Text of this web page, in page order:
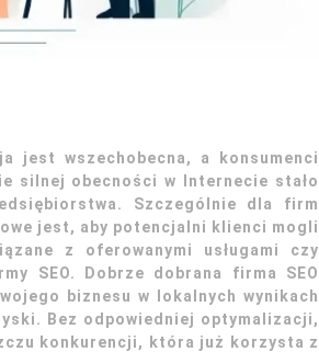
jest wszechobecna, a konsumenci
silnej obecności w Internecie stało
Szczególnie dla firm
jest, aby potencjalni klienci mogli
z oferowanymi usługami czy
SEO. Dobrze dobrana firma SEO
biznesu w lokalnych wynikach
Bez odpowiedniej optymalizacji,
konkurencji, która już korzysta z